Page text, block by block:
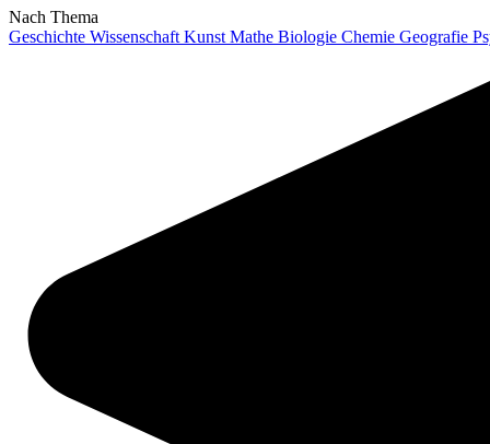
Nach Thema
Geschichte Wissenschaft Kunst Mathe Biologie Chemie Geografie